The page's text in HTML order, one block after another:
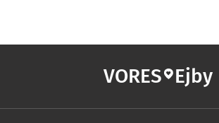
VORES Ejby